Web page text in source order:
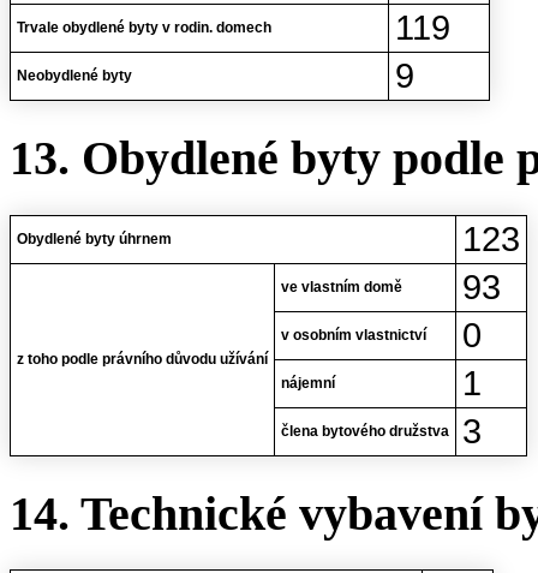
Trvale obydlené byty v rodin. domech 119
Neobydlené byty 9
13. Obydlené byty podle
Obydlené byty úhrnem 123
z toho podle právního důvodu užívání
ve vlastním domě 93
v osobním vlastnictví 0
nájemní 1
člena bytového družstva 3
14. Technické vybavení